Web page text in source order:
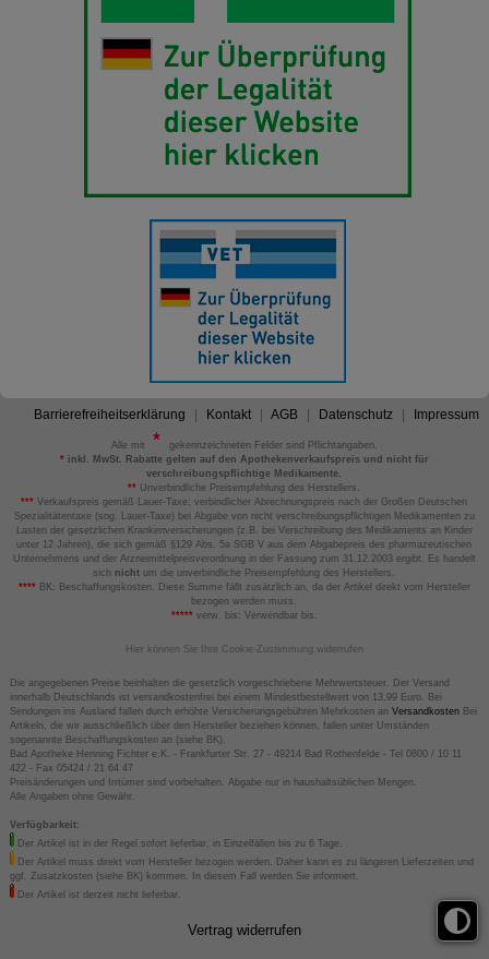
Barrierefreiheitserklärung Kontakt AGB Datenschutz Impressum
Alle mit
gekennzeichneten Felder sind Pflichtangaben.
*inkl. MwSt. Rabatte gelten auf den Apothekenverkaufspreis und nicht für
verschreibungspflichtige Medikamente.
** Unverbindliche Preisempfehlung des Herstellers.
*** Verkaufspreis gemäß Lauer-Taxe; verbindlicher Abrechnungspreis nach der Großen Deutschen
Spezialitätentaxe (sog. Lauer-Taxe) bei Abgabe von nicht verschreibungspflichtigen Medikamenten zu
Lasten der gesetzlichen Krankenversicherungen (z.B. bei Verschreibung des Medikaments an Kinder
unter 12 Jahren), die sich gemäß §129 Abs. 5a SGB V aus dem Abgabepreis des pharmazeutischen
Unternehmens und der Arzneimittelpreisverordnung in der Fassung zum 31.12.2003 ergibt. Es handelt
sich nicht um die unverbindliche Preisempfehlung des Herstellers.
****BK: Beschaffungskosten. Diese Summe fällt zusätzlich an, da der Artikel direkt vom Hersteller
bezogen werden muss.
*****verw. bis: Verwendbar bis.
Hier können Sie Ihre Cookie-Zustimmung widerrufen
Die angegebenen Preise beinhalten die gesetzlich vorgeschriebene Mehrwertsteuer. Der Versand
innerhalb Deutschlands ist versandkostenfrei bei einem Mindestbestellwert von 13,99 Euro. Bei
Sendungen ins Ausland fallen durch erhöhte Versicherungsgebühren Mehrkosten an VersandkostenBei
Artikeln, die wir ausschließlich über den Hersteller beziehen können, fallen unter Umständen
sogenannte Beschaffungskosten an (siehe BK).
Bad Apotheke Henning Fichter e.K. - Frankfurter Str. 27 - 49214 Bad Rothenfelde - Tel 0800 / 10 11
422 - Fax 05424 / 21 64 47
Preisänderungen und Irrtümer sind vorbehalten. Abgabe nur in haushaltsüblichen Mengen.
Alle Angaben ohne Gewähr.
Verfügbarkeit:
Der Artikel ist in der Regel sofort lieferbar, in Einzelfällen bis zu 6 Tage.
Der Artikel muss direkt vom Hersteller bezogen werden. Daher kann es zu längeren Lieferzeiten und
ggf. Zusatzkosten (siehe BK) kommen. In diesem Fall werden Sie informiert.
Der Artikel ist derzeit nicht lieferbar.
Vertrag widerrufen